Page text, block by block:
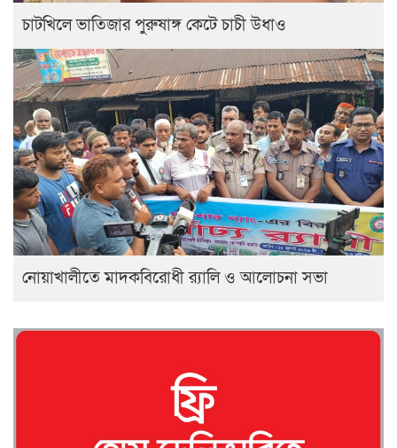
চাটখিলে ভাতিজার পুরুষাঙ্গ কেটে চাচী উধাও
নোয়াখালীতে মাদকবিরোধী র‍্যালি ও আলোচনা সভা